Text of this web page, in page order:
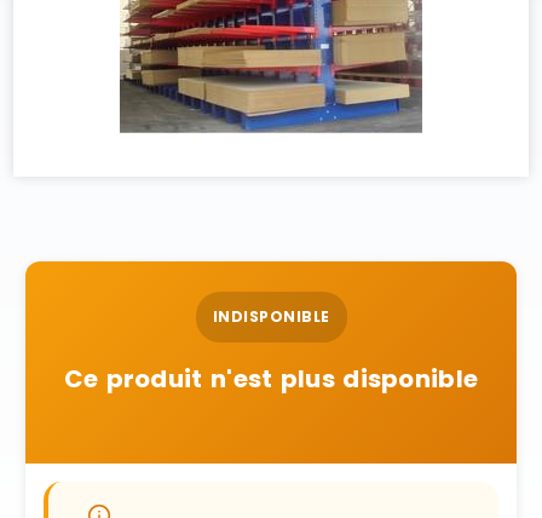
INDISPONIBLE
Ce produit n'est plus disponible